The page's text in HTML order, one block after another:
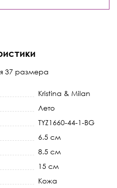
37 размера
Kristina & Milan
Лето
TYZ1660-44-1-BG
6.5 см
8.5 см
15 см
Кожа